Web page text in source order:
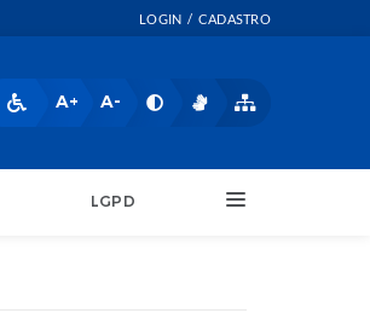
LOGIN / CADASTRO
A+ A-
LGPD